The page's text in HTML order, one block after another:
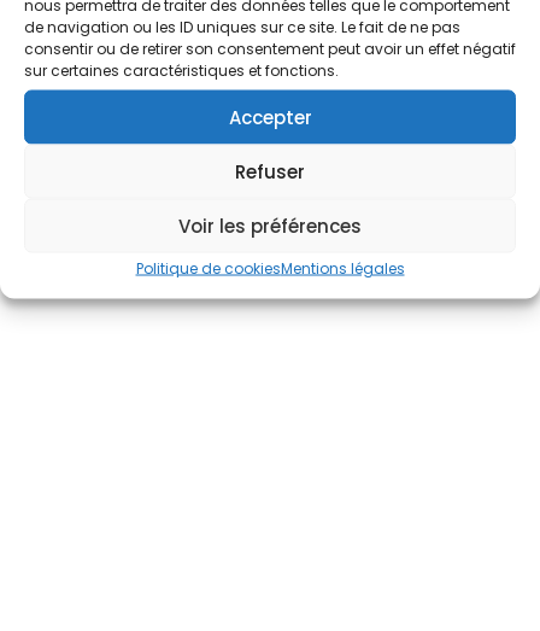
nous permettra de traiter des données telles que le comportement
de navigation ou les ID uniques sur ce site. Le fait de ne pas
consentir ou de retirer son consentement peut avoir un effet négatif
sur certaines caractéristiques et fonctions.
Accepter
Refuser
Voir les préférences
Politique de cookiesMentions légales